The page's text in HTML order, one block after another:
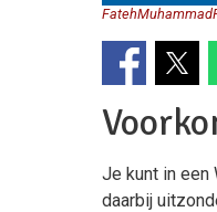
Je kunt in een
daarbij